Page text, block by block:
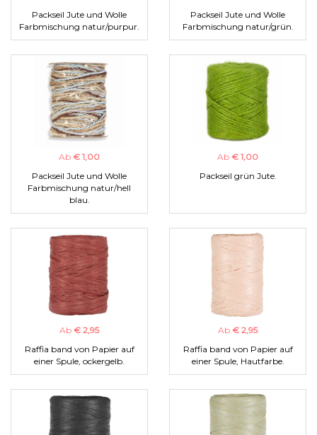
Packseil Jute und Wolle
Farbmischung natur/purpur.
Packseil Jute und Wolle
Farbmischung natur/grün.
Ab € 1,00
Packseil Jute und Wolle
Farbmischung natur/hell
blau.
Ab € 1,00
Packseil grün Jute.
Ab € 2,95
Raffia band von Papier auf
einer Spule, ockergelb.
Ab € 2,95
Raffia band von Papier auf
einer Spule, Hautfarbe.